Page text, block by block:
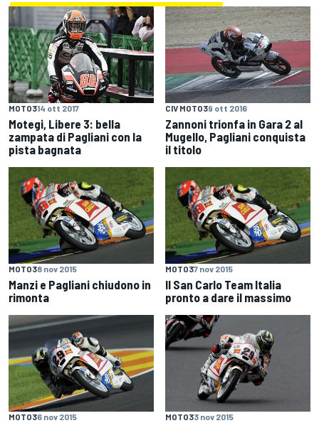
MOTO314 ott 2017
Motegi, Libere 3: bella
zampata di Pagliani con la
pista bagnata
CIV MOTO39 ott 2016
Zannoni trionfa in Gara 2 al
Mugello, Pagliani conquista
il titolo
MOTO38 nov 2015
Manzi e Pagliani chiudono in
rimonta
MOTO37 nov 2015
Il San Carlo Team Italia
pronto a dare il massimo
MOTO36 nov 2015 MOTO33 nov 2015